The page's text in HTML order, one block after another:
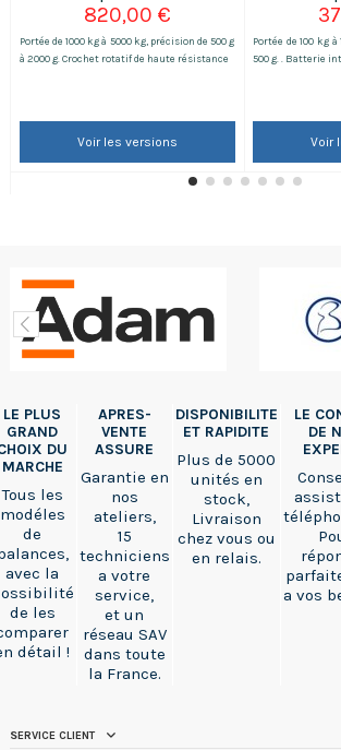
820,00 €
Portée de 1000 kg à 5000 kg, précision de 500 g
à 2000 g. Crochet rotatif de haute résistance
Voir les versions
Portée de 100 kg
500 g. . Batterie
Voir
LE PLUS
GRAND
DU
MARCHE
Tous les
modéles
de
avec la
de les
détail !
APRES-
VENTE
ASSURE
Garantie en
nos
ateliers,
15
techniciens
a votre
service,
et un
réseau SAV
dans toute
la France.
DISPONIBILITE
ET RAPIDITE
Plus de 5000
unités en
stock,
Livraison
chez vous ou
en relais.
LE
DE
a vos
SERVICE CLIENT